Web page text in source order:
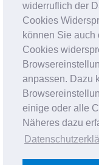
widerruflich der
Cookies
können Sie auch
Cookies
anpassen. Dazu
einige oder alle
Näheres dazu